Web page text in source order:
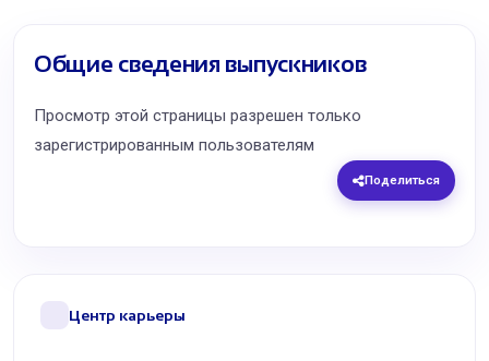
Общие сведения выпускников
Просмотр этой страницы разрешен только
зарегистрированным пользователям
Поделиться
Центр карьеры